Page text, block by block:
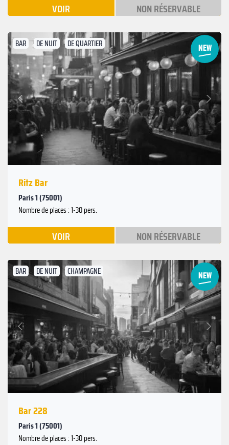
VOIR NON RÉSERVABLE
BAR DE NUIT DE QUARTIER
Précédent
Suivant
Ritz Bar
Paris 1 (75001)
Nombre de places : 1-30 pers.
VOIR NON RÉSERVABLE
BAR DE NUIT CHAMPAGNE
Précédent
Suivant
Bar 228
Paris 1 (75001)
Nombre de places : 1-30 pers.